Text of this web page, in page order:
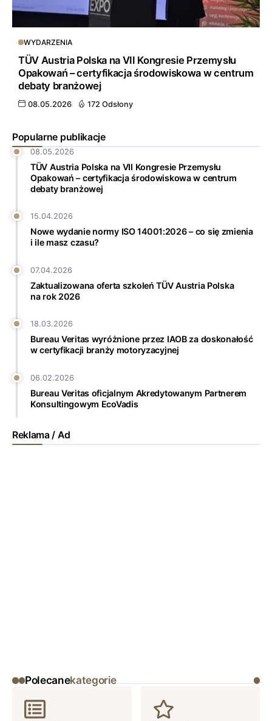
Popularne publikacje
08.05.2026
TÜV Austria Polska na VII Kongresie Przemysłu
Opakowań – certyfikacja środowiskowa w centrum
debaty branżowej
15.04.2026
Nowe wydanie normy ISO 14001:2026 – co się zmienia
i ile masz czasu?
07.04.2026
Zaktualizowana oferta szkoleń TÜV Austria Polska
na rok 2026
18.03.2026
Bureau Veritas wyróżnione przez IAOB za doskonałość
w certyfikacji branży motoryzacyjnej
06.02.2026
Bureau Veritas oficjalnym Akredytowanym Partnerem
Konsultingowym EcoVadis
Reklama / Ad
WYDARZENIA
TÜV Austria Polska na VII Kongresie Przemysłu
Opakowań – certyfikacja środowiskowa w centrum
debaty branżowej
08.05.2026 172 Odsłony
Polecanekategorie